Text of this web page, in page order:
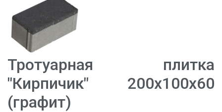
Тротуарная плитка
"Кирпичик" 200х100х60
(графит)